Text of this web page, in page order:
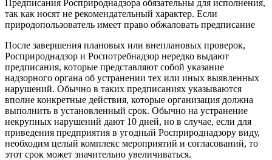
Предписания Росприроднадзора обязательны для исполнения,
так как носят не рекомендательный характер. Если
природопользователь имеет право обжаловать предписание
После завершения плановых или внеплановых проверок,
Росприроднадзор и Роспотребнадзор нередко выдают
предписания, которые представляют собой указание
надзорного органа об устранении тех или иных выявленных
нарушений. Обычно в таких предписаниях указываются
вполне конкретные действия, которые организация должна
выполнить в установленный срок. Обычно на устранение
некрупных нарушений дают 10 дней, но в случае, если для
приведения предприятия в угодный Росприроднадзору виду,
необходим целый комплекс мероприятий и согласований, то
этот срок может значительно увеличиваться.